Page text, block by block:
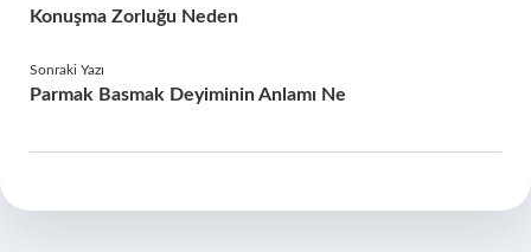
Konuşma Zorluğu Neden
Sonraki Yazı
Parmak Basmak Deyiminin Anlamı Ne